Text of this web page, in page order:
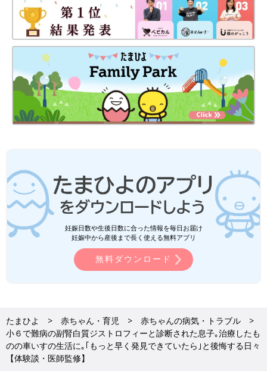
妊娠日数や生後日数に合った情報を毎日お届け
妊娠中から産後まで長く使える無料アプリ
無料ダウンロード
たまひよ 赤ちゃん・育児
赤ちゃんの病気・トラブル
小６で難病の副腎白質ジストロフィーと診断された息子｡治療したも
のの車いすの生活に｡｢もっと早く発見できていたら｣と後悔する日々
【体験談・医師監修】